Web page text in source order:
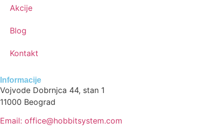
Akcije
Blog
Kontakt
Informacije
Vojvode Dobrnjca 44, stan 1
11000 Beograd
Email: office@hobbitsystem.com